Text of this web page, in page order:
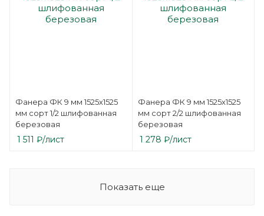
Фанера ФК 9 мм 1525х1525
мм сорт 1/2 шлифованная
березовая
1 511 ₽/лист
Фанера ФК 9 мм 1525х1525
мм сорт 2/2 шлифованная
березовая
1 278 ₽/лист
Показать еще